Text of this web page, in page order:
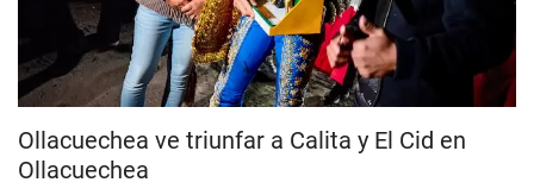
Ollacuechea ve triunfar a Calita y El Cid en
Ollacuechea